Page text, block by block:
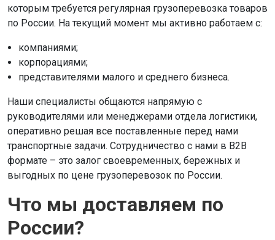
которым требуется регулярная грузоперевозка товаров
по России. На текущий момент мы активно работаем с:
компаниями;
корпорациями;
представителями малого и среднего бизнеса.
Наши специалисты общаются напрямую с
руководителями или менеджерами отдела логистики,
оперативно решая все поставленные перед нами
транспортные задачи. Сотрудничество с нами в В2В
формате – это залог своевременных, бережных и
выгодных по цене грузоперевозок по России.
Что мы доставляем по
России?